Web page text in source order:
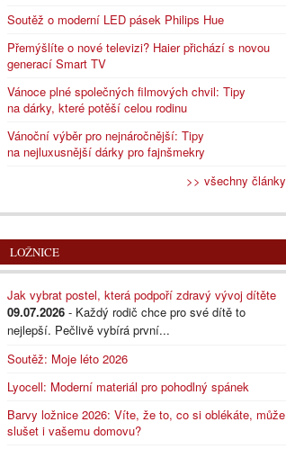
Soutěž o moderní LED pásek Philips Hue
Přemýšlíte o nové televizi? Haier přichází s novou
generací Smart TV
Vánoce plné společných filmových chvil: Tipy
na dárky, které potěší celou rodinu
Vánoční výběr pro nejnáročnější: Tipy
na nejluxusnější dárky pro fajnšmekry
>> všechny články
LOŽNICE
Jak vybrat postel, která podpoří zdravý vývoj dítěte
09.07.2026 - Každý rodič chce pro své dítě to
nejlepší. Pečlivě vybírá první...
Soutěž: Moje léto 2026
Lyocell: Moderní materiál pro pohodlný spánek
Barvy ložnice 2026: Víte, že to, co si oblékáte, může
slušet i vašemu domovu?